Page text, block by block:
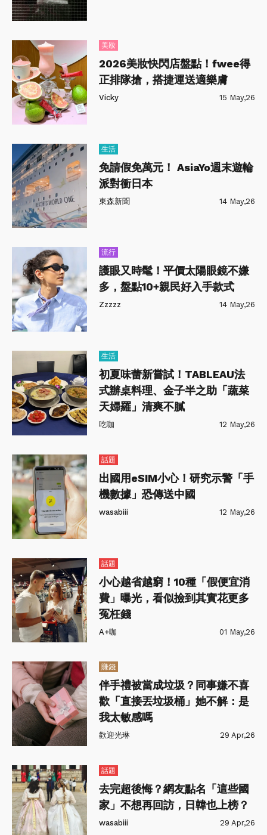
美妝
2026美妝快閃店盤點！fwee得
正排隊搶，搭捷運送適樂膚
Vicky 15 May,26
生活
免請假免萬元！ AsiaYo週末遊輪
派對衝日本
東森新聞 14 May,26
流行
護眼又時髦！平價太陽眼鏡不嫌
多，盤點10+親民好入手款式
Zzzzz 14 May,26
生活
初夏味蕾新嘗試！TABLEAU法
式辦桌料理、金子半之助「蔬菜
天婦羅」清爽不膩
吃咖 12 May,26
話題
出國用eSIM小心！研究示警「手
機數據」恐傳送中國
wasabiii 12 May,26
話題
小心越省越窮！10種「假便宜消
費」曝光，看似撿到其實花更多
冤枉錢
A+咖 01 May,26
賺錢
伴手禮被當成垃圾？同事嫌不喜
歡「直接丟垃圾桶」她不解：是
我太敏感嗎
歡迎光琳 29 Apr,26
話題
去完超後悔？網友點名「這些國
家」不想再回訪，日韓也上榜？
wasabiii 29 Apr,26